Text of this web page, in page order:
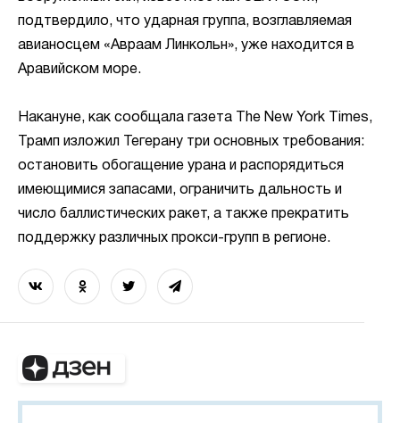
подтвердило, что ударная группа, возглавляемая
авианосцем «Авраам Линкольн», уже находится в
Аравийском море.
Накануне, как сообщала газета The New York Times,
Трамп изложил Тегерану три основных требования:
остановить обогащение урана и распорядиться
имеющимися запасами, ограничить дальность и
число баллистических ракет, а также прекратить
поддержку различных прокси-групп в регионе.